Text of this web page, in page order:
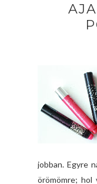
jobban. Egyre
örömömre; hol